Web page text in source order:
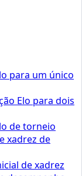
para um único
Elo para dois
de torneio
xadrez de
de xadrez